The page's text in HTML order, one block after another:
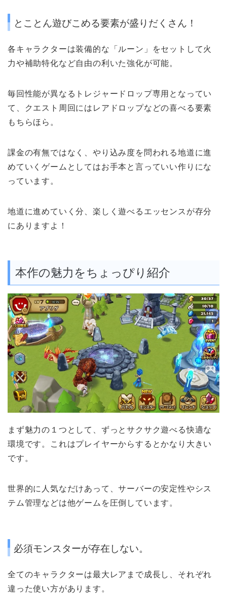
とことん遊びこめる要素が盛りだくさん！
各キャラクターは装備的な「ルーン」
をセットして火
力や補助特化など自由の利いた強化が可能。
毎回性能が異なる トレジャードロップ専用 となってい
て、クエスト周回には レアドロップなどの喜べる要素
もちらほら。
課金の有無ではなく、やり込み度を問われる地道に進
めていくゲームとしてはお手本と言っていい作りにな
っています。
地道に進めていく分、楽しく遊べるエッセンスが存分
にありますよ！
本作の魅力をちょっぴり紹介
まず魅力の１つとして、 ずっとサクサク遊べる快適な
環境です。これはプレイヤーからするとかなり大きい
です。
世界的に人気なだけあって、サーバーの安定性やシス
テム管理などは他ゲームを圧倒しています。
必須モンスターが存在しない。
全てのキャラクターは最大レアまで成長し、それぞれ
違った使い方があります。